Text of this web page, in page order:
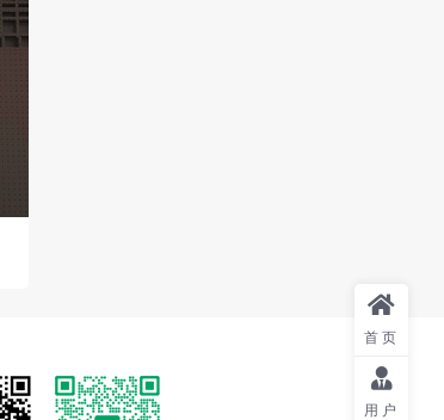
首页
用户